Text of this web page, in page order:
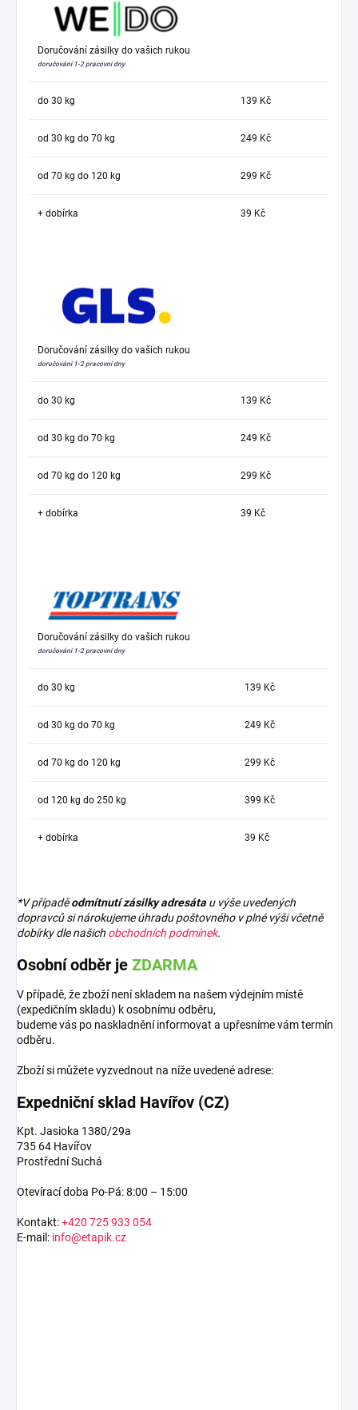
Doručování zásilky do vašich rukou
doručování 1-2 pracovní dny
do 30 kg 139 Kč
od 30 kg do 70 kg 249 Kč
od 70 kg do 120 kg 299 Kč
+ dobírka 39 Kč
Doručování zásilky do vašich rukou
doručování 1-2 pracovní dny
do 30 kg 139 Kč
od 30 kg do 70 kg 249 Kč
od 70 kg do 120 kg 299 Kč
+ dobírka 39 Kč
Doručování zásilky do vašich rukou
doručování 1-2 pracovní dny
do 30 kg 139 Kč
od 30 kg do 70 kg 249 Kč
od 70 kg do 120 kg 299 Kč
od 120 kg do 250 kg 399 Kč
+ dobírka 39 Kč
*V případěodmítnutí zásilky adresáta u výše uvedených
dopravců si nárokujeme úhradu poštovného v plné výši včetně
dobírky dle našich obchodních podmínek.
Osobní odběr je ZDARMA
V případě, že zboží není skladem na našem výdejním místě
(expedičním skladu) k osobnímu odběru,
budeme vás po naskladnění informovat a upřesníme vám termín
odběru.
Zboží si můžete vyzvednout na níže uvedené adrese:
Expedniční sklad Havířov (CZ)
Kpt. Jasioka 1380/29a
735 64 Havířov
Prostřední Suchá
Otevírací doba Po-Pá: 8:00 – 15:00
Kontakt:+420 725 933 054
E-mail: info@etapik.cz